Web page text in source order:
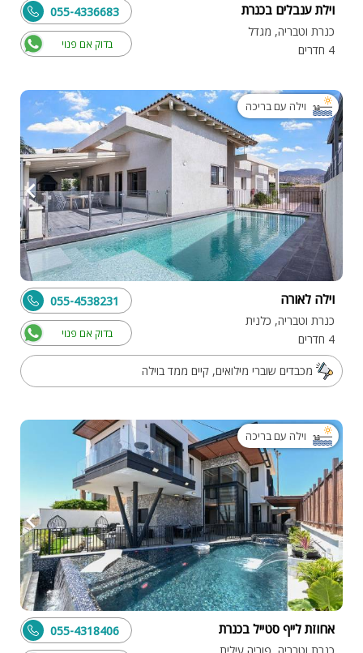
וילת ענבלים בכנרת
כנרת וטבריה, מגדל
4 חדרים
בדוק אם פנוי
055-4336683
וילה עם בריכה
וילה לאורה
כנרת וטבריה, כלנית
4 חדרים
בדוק אם פנוי
055-4538231
מכבדים שוברי מילואים, קיים ממד בוילה
וילה עם בריכה
אחוזת לייף סטייל בכנרת 055-4318406